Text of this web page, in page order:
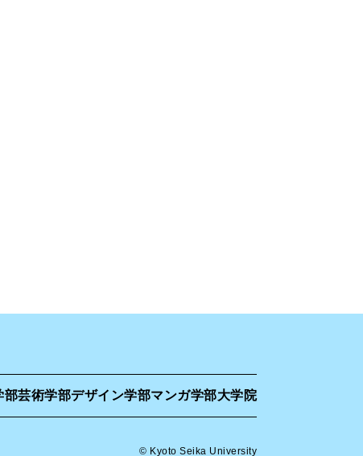
部芸術学部デザイン学部マンガ学部大学院
© Kyoto Seika University